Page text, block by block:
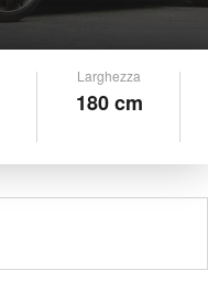
Larghezza
180 cm